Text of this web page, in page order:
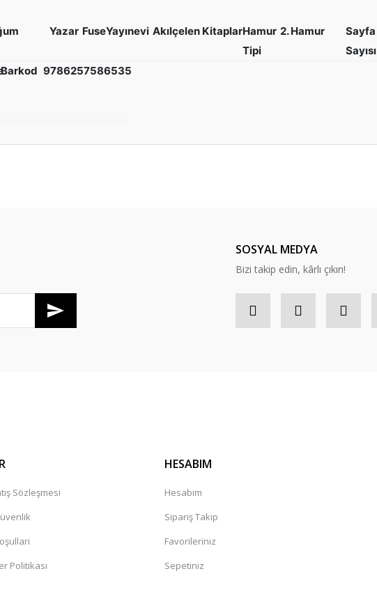
Yazar FuseYayınevi Akılçelen KitaplarHamur
Tipi
2. Hamur
Sayfa
Sayısı
Barkod 9786257586535
SOSYAL MEDYA
Bizi takip edin, kârlı çıkın!
Sözleşmesi
Politikası
HESABIM
Hesabım
Sipariş Takip
Favorileriniz
Sepetiniz